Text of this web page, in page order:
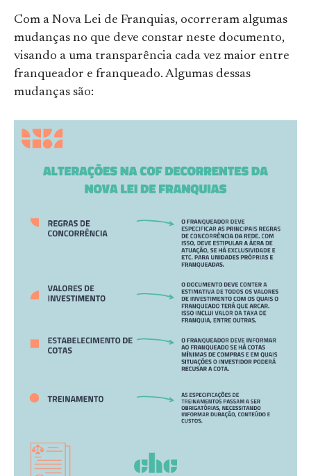
Com a Nova Lei de Franquias, ocorreram algumas
mudanças no que deve constar neste documento,
visando a uma transparência cada vez maior entre
franqueador e franqueado. Algumas dessas
mudanças são: